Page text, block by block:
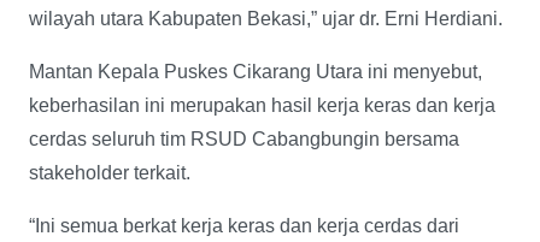
wilayah utara Kabupaten Bekasi,” ujar dr. Erni Herdiani.
Mantan Kepala Puskes Cikarang Utara ini menyebut,
keberhasilan ini merupakan hasil kerja keras dan kerja
cerdas seluruh tim RSUD Cabangbungin bersama
stakeholder terkait.
“Ini semua berkat kerja keras dan kerja cerdas dari